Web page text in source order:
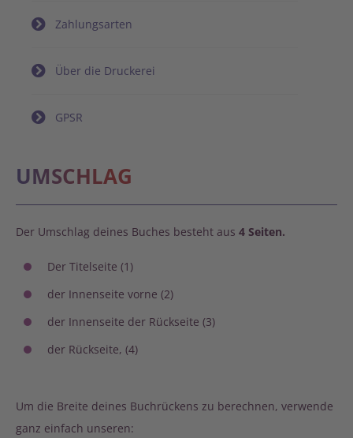
Zahlungsarten
Über die Druckerei
GPSR
UMSCHLAG
Der Umschlag deines Buches besteht aus 4 Seiten.
Der Titelseite (1)
der Innenseite vorne (2)
der Innenseite der Rückseite (3)
der Rückseite, (4)
Um die Breite deines Buchrückens zu berechnen, verwende
ganz einfach unseren: